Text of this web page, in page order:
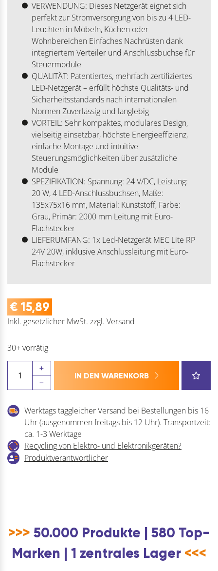
VERWENDUNG: Dieses Netzgerät eignet sich
perfekt zur Stromversorgung von bis zu 4 LED-
Leuchten in Möbeln, Küchen oder
Wohnbereichen Einfaches Nachrüsten dank
integriertem Verteiler und Anschlussbuchse für
Steuermodule
QUALITÄT: Patentiertes, mehrfach zertifiziertes
LED-Netzgerät – erfüllt höchste Qualitäts- und
Sicherheitsstandards nach internationalen
Normen Zuverlässig und langlebig
VORTEIL: Sehr kompaktes, modulares Design,
vielseitig einsetzbar, höchste Energieeffizienz,
einfache Montage und intuitive
Steuerungsmöglichkeiten über zusätzliche
Module
SPEZIFIKATION: Spannung: 24 V/DC, Leistung:
20 W, 4 LED-Anschlussbuchsen, Maße:
135x75x16 mm, Material: Kunststoff, Farbe:
Grau, Primär: 2000 mm Leitung mit Euro-
Flachstecker
LIEFERUMFANG: 1x Led-Netzgerät MEC Lite RP
24V 20W, inklusive Anschlussleitung mit Euro-
Flachstecker
€ 15,89
Inkl. gesetzlicher MwSt. zzgl. Versand
30+ vorrätig
L&S
LED-
MEC
24
V/DC
IN DEN WARENKORB
Werktags taggleicher Versand bei Bestellungen bis 16
Uhr (ausgenommen freitags bis 12 Uhr). Transportzeit:
ca. 1-3 Werktage
Recycling von Elektro- und Elektronikgeräten?
Produktverantwortlicher
>>> 50.000 Produkte | 580 Top-
Marken | 1 zentrales Lager <<<